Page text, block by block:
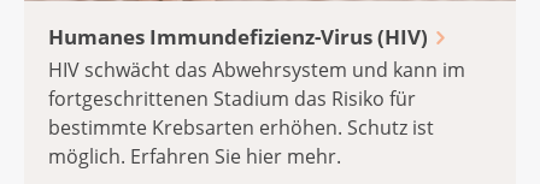
Humanes Immundefizienz-Virus (HIV)
HIV schwächt das Abwehrsystem und kann im
fortgeschrittenen Stadium das Risiko für
bestimmte Krebsarten erhöhen. Schutz ist
möglich. Erfahren Sie hier mehr.